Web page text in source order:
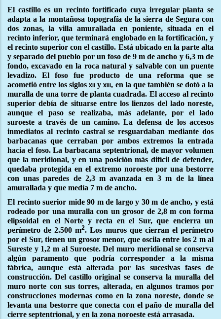
El castillo es un recinto fortificado cuya irregular planta se
adapta a la montañosa topografía de la sierra de Segura con
dos zonas, la villa amurallada en poniente, situada en el
recinto inferior, que terminará englobado en la fortificación, y
el recinto superior con el castillo. Está ubicado en la parte alta
y separado del pueblo por un foso de 9 m de ancho y 6,3 m de
fondo, excavado en la roca natural y salvable con un puente
levadizo. El foso fue producto de una reforma que se
acometió entre los siglosxii yxiii, en la que también se dotó a la
muralla de una torre de planta cuadrada. El acceso al recinto
superior debía de situarse entre los lienzos del lado noreste,
aunque el paso se realizaba, más adelante, por el lado
suroeste a través de un camino. La defensa de los accesos
inmediatos al recinto castral se resguardaban mediante dos
barbacanas que cerraban por ambos extremos la entrada
hacia el foso. La barbacana septentrional, de mayor volumen
que la meridional, y en una posición más difícil de defender,
quedaba protegida en el extremo noroeste por una bestorre
con unas paredes de 2,3 m avanzada en 3 m de la línea
amurallada y que medía 7 m de ancho.
El recinto suerior mide 90 m de largo y 30 m de ancho, y está
rodeado por una muralla con un grosor de 2,8 m con forma
elipsoidal en el Norte y recta en el Sur, que encierra un
perímetro de 2.500 m2. Los muros que cierran el perímetro
por el Sur, tienen un grosor menor, que oscila entre los 2 m al
Sureste y 1,2 m al Suroeste. Del muro meridional se conserva
algún paramento que podría corresponder a la misma
fábrica, aunque está alterada por las sucesivas fases de
construcción. Del castillo original se conserva la muralla del
muro norte con sus torres, alterada, en algunos tramos por
construcciones modernas como en la zona noreste, donde se
levanta una bestorre que conecta con el paño de muralla del
cierre septentrional, y en la zona noroeste está arrasada.